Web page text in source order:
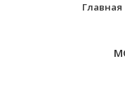
Главная